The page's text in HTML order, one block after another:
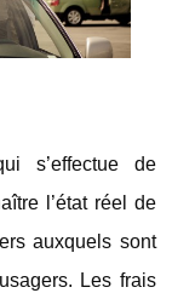
s’effectue de
l’état réel de
auxquels sont
Les frais